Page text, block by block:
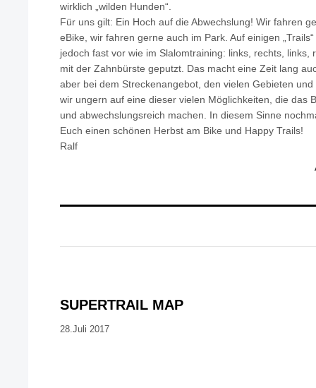
wirklich „wilden Hunden“.
Für uns gilt: Ein Hoch auf die Abwechslung! Wir fahren
eBike, wir fahren gerne auch im Park. Auf einigen
jedoch fast vor wie im Slalomtraining: links, rechts, links,
mit der Zahnbürste geputzt. Das macht eine Zeit lang
aber bei dem Streckenangebot, den vielen Gebieten
wir ungern auf eine dieser vielen Möglichkeiten, die das
und abwechslungsreich machen. In diesem Sinne
Euch einen schönen Herbst am Bike und Happy Trails!
Ralf
SUPERTRAIL MAP
28.Juli 2017